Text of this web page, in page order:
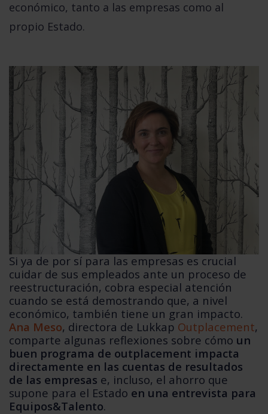
económico, tanto a las empresas como al
propio Estado.
Si ya de por sí para las empresas es crucial
cuidar de sus empleados ante un proceso de
reestructuración, cobra especial atención
cuando se está demostrando que, a nivel
económico, también tiene un gran impacto.
Ana Meso, directora de Lukkap Outplacement,
comparte algunas reflexiones sobre cómo un
buen programa de outplacement impacta
directamente en las cuentas de resultados
de las empresas e, incluso, el ahorro que
supone para el Estado en una entrevista para
Equipos&Talento.